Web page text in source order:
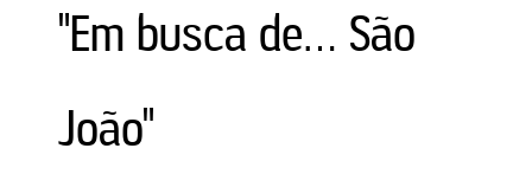
"Em busca de… São
João"